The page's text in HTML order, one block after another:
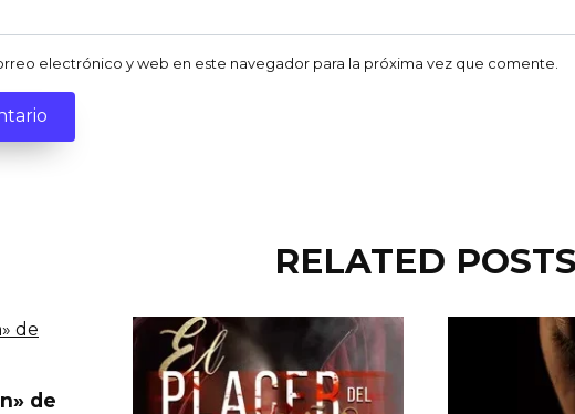
electrónico y web en este navegador para la próxima vez que comente.
RELATED POSTS
de